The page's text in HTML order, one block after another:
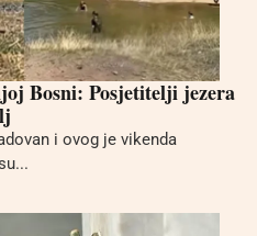
Bosni: Posjetitelji jezera
i ovog je vikenda